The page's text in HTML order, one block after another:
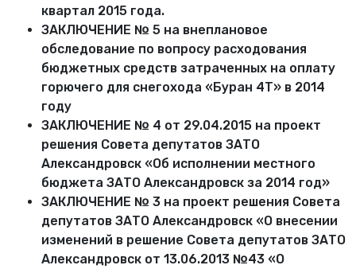
квартал 2015 года.
ЗАКЛЮЧЕНИЕ № 5 на внеплановое
обследование по вопросу расходования
бюджетных средств затраченных на оплату
горючего для снегохода «Буран 4Т» в 2014
году
ЗАКЛЮЧЕНИЕ № 4 от 29.04.2015 на проект
решения Совета депутатов ЗАТО
Александровск «Об исполнении местного
бюджета ЗАТО Александровск за 2014 год»
ЗАКЛЮЧЕНИЕ № 3 на проект решения Совета
депутатов ЗАТО Александровск «О внесении
изменений в решение Совета депутатов ЗАТО
Александровск от 13.06.2013 №43 «О